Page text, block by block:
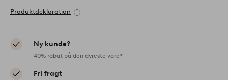
Produktdeklaration
Ny kunde?
40% rabat på den dyreste vare*
Fri fragt